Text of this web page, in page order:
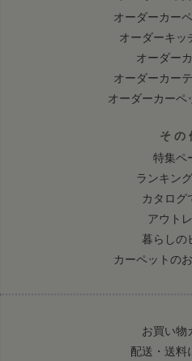
オーダーカー
オーダーキッ
オーダー
オーダーカー
オーダーカーペ
その
特集ペ
ランキン
カタログ
アウト
暮らしの
カーペットの
お買い物
配送・送料